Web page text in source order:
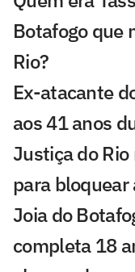
Botafogo que
Rio?
Ex-atacante
aos 41 anos
Justiça do
para bloquear
Joia do
completa 18